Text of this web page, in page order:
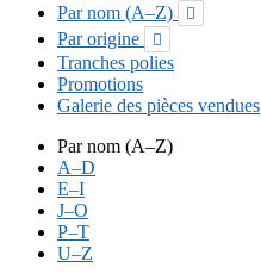
Par nom (A–Z)

Par origine 
Tranches polies
Promotions
Galerie des pièces vendues
Par nom (A–Z)
A–D
E–I
J–O
P–T
U–Z